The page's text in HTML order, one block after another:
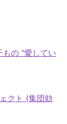
の "愛してい
クト (集団効